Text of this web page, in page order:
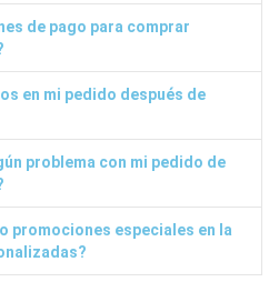
de pago para comprar
en mi pedido después de
problema con mi pedido de
promociones especiales en la